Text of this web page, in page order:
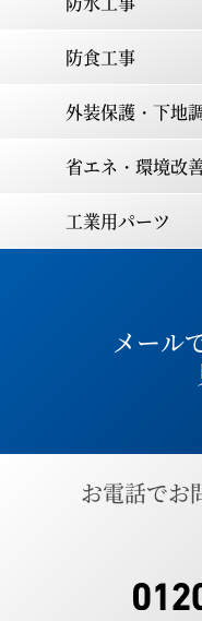
防食工事
外装保護・下地
省エネ・環境改
工業用パーツ
メール
お電話でお